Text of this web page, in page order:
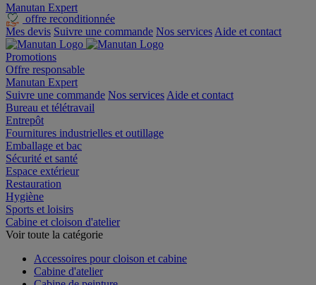
Manutan Expert
offre reconditionnée
Mes devis Suivre une commande Nos services Aide et contact
Promotions
Offre responsable
Manutan Expert
Suivre une commande Nos services Aide et contact
Bureau et télétravail
Entrepôt
Fournitures industrielles et outillage
Emballage et bac
Sécurité et santé
Espace extérieur
Restauration
Hygiène
Sports et loisirs
Cabine et cloison d'atelier
Voir toute la catégorie
Accessoires pour cloison et cabine
Cabine d'atelier